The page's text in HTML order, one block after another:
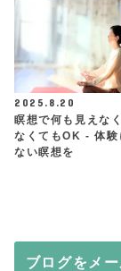
2025.8.20
瞑想で何も見えな
なくてもOK - 体験
ない瞑想を
ブログをメ